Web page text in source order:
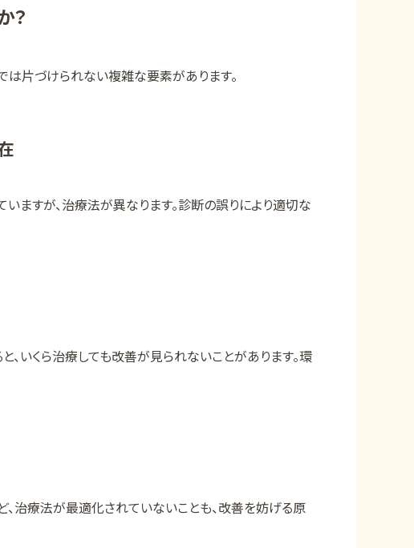
？
片づけられない複雑な要素があります。
ますが、治療法が異なります。診断の誤りにより適切な
いくら治療しても改善が見られないことがあります。環
治療法が最適化されていないことも、改善を妨げる原